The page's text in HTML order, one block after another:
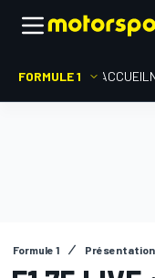
FORMULE 1 ACCUEIL
Formule 1 Présentation